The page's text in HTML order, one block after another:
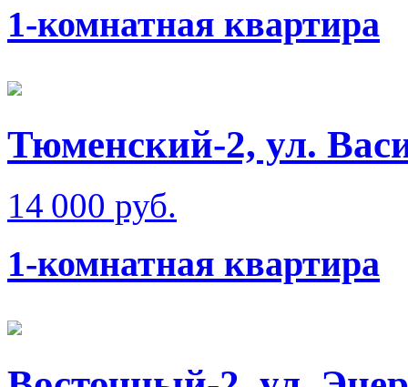
1-комнатная квартира
Тюменский-2, ул.
14 000 руб.
1-комнатная квартира